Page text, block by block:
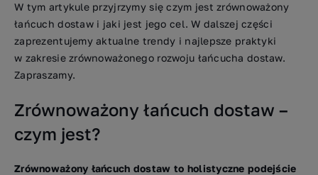
W tym artykule przyjrzymy się czym jest zrównoważony
łańcuch dostaw i jaki jest jego cel. W dalszej części
zaprezentujemy aktualne trendy i najlepsze praktyki
w zakresie zrównoważonego rozwoju łańcucha dostaw.
Zapraszamy.
Zrównoważony łańcuch dostaw –
czym jest?
Zrównoważony łańcuch dostaw to holistyczne podejście